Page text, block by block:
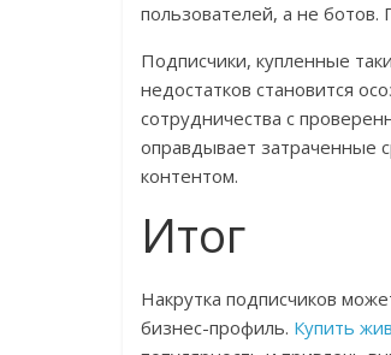
пользователей, а не ботов.
Подписчики, купленные
недостатков становится
сотрудничества с
оправдывает затраченные
контентом.
Итог
Накрутка подписчиков
бизнес-профиль. Купить